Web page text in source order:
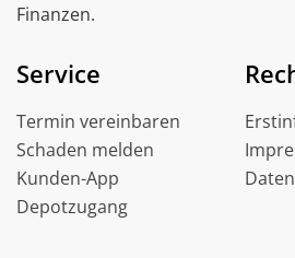
Finanzen.
Service
Termin vereinbaren
Schaden melden
Kunden-App
Depotzugang